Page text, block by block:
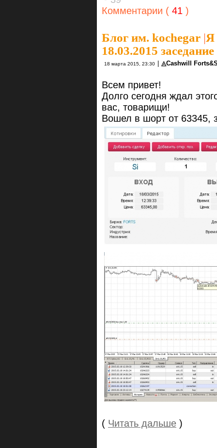
Комментарии ( 41 )
Блог им. kochegar |Я
18.03.2015
18 марта 2015, 23:30 | ◬Cashwill
Всем привет!
Долго сегодня ждал
вас, товарищи!
Вошел в шорт от 63345,
( Читать дальше )